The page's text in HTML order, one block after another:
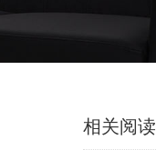
相关阅读